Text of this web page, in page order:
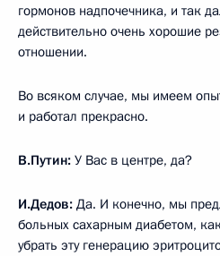
гормонов надпочечника, и так
действительно очень хорошие
отношении.
Во всяком случае, мы имеем
и работал прекрасно.
В.Путин: У Вас в центре, да?
И.Дедов: Да. И конечно, мы
больных сахарным диабетом,
убрать эту генерацию